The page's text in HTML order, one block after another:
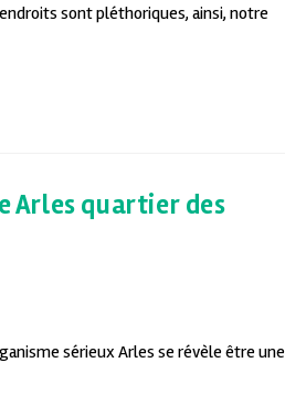
sont pléthoriques, ainsi, notre
Arles quartier des
sérieux Arles se révèle être une